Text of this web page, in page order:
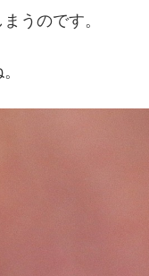
うのです。